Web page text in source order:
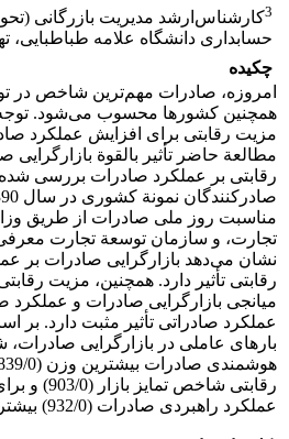
3کارشناس‌ارشد مدیریت بازرگانی
حسابداری دانشگاه علامه طباطبایی،
چکیده
امروزه، صادرات مهم‌ترین شاخص در
همچنین کشورها محسوب می‌شود. توجه
مزیت رقابتی برای افزایش عملکرد
مطالعة حاضر تأثیر بالقوة
رقابتی بر عملکرد صادرات بررسی
مناسبت روز ملی صادرات از طریق
تجارت، و سازمان توسعة تجارت
نشان می‌دهد بازارگرایی صادرات بر
رقابتی تأثیر دارد. همچنین، مزیت
میانجی بازارگرایی صادرات و عملکرد
عملکرد صادراتی تأثیر مثبت دارد. بر
بارهای عاملی در بازارگرایی
رقابتی شاخص
عملکرد راهبردی صادرات (932/0) بیشترین سهم را داشت.